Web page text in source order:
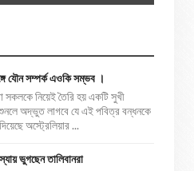
যৌন সম্পর্ক এওকি সম্ভব ।
সকলকে নিয়েই তৈরি হয় একটি সুখী
অদ্ভুত লাগবে যে এই পবিত্র বন্ধনকে
অস্ট্রেলিয়ার ...
ভুগছেন তালিবানরা